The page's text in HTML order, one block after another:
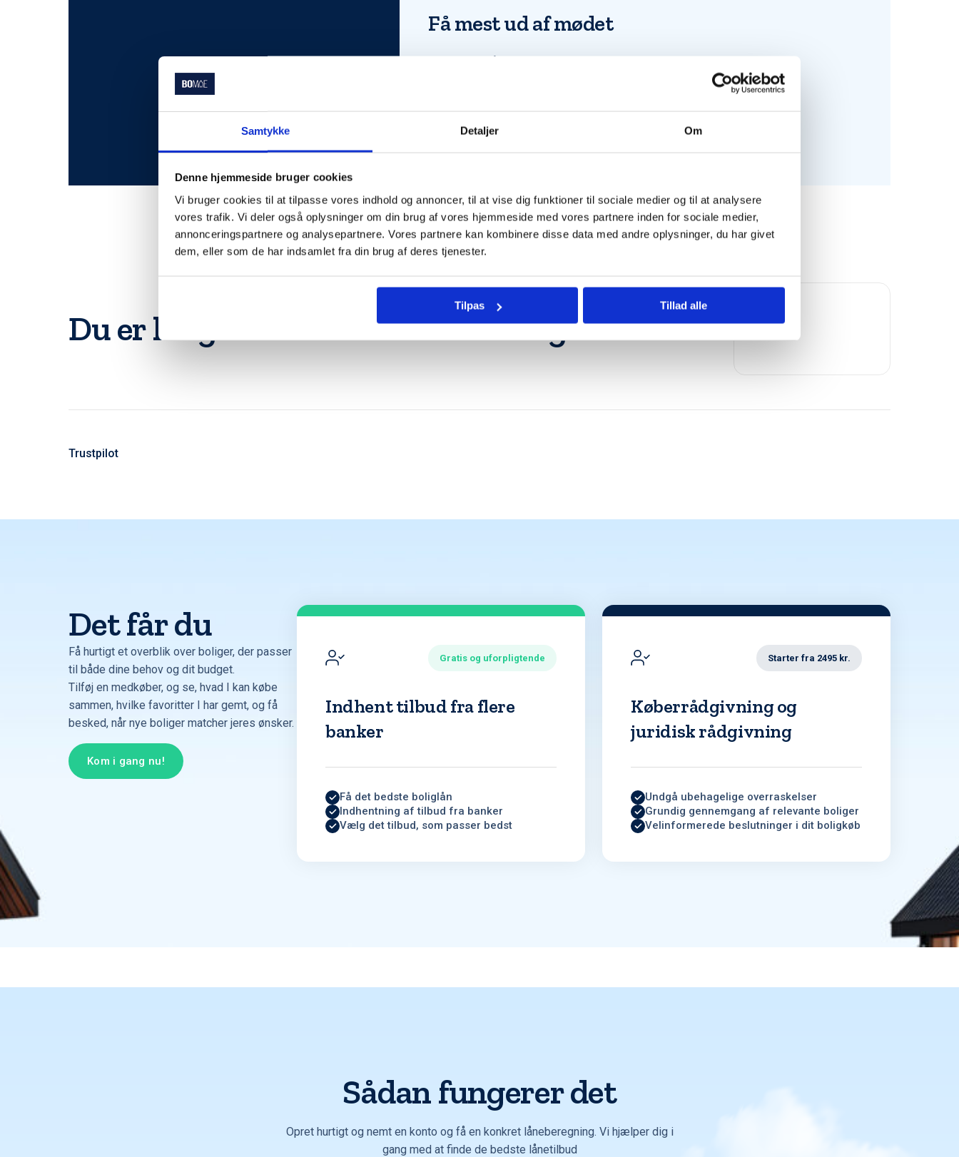
Samtykke Detaljer Om
Denne hjemmeside bruger cookies
Vi bruger cookies til at tilpasse vores indhold og annoncer, til at vise dig funktioner til sociale medier og til at analysere
vores trafik. Vi deler også oplysninger om din brug af vores hjemmeside med vores partnere inden for sociale medier,
annonceringspartnere og analysepartnere. Vores partnere kan kombinere disse data med andre oplysninger, du har givet
dem, eller som de har indsamlet fra din brug af deres tjenester.
Tilpas Tillad alle
Få mest ud af mødet
At du og din partner deltager sammen, hvis I køber bolig sammen
At du har gjort dig tanker om boligtype og budget
Du er langt fra den eneste der bruger Bomae
Trustpilot
Det får du
Få hurtigt et overblik over boliger, der passer
til både dine behov og dit budget.
Tilføj en medkøber, og se, hvad I kan købe
sammen, hvilke favoritter I har gemt, og få
besked, når nye boliger matcher jeres ønsker.
Kom i gang nu!
Gratis og uforpligtende
Indhent tilbud fra flere
banker
Få det bedste boliglån
Indhentning af tilbud fra banker
Vælg det tilbud, som passer bedst
Starter fra 2495 kr.
Køberrådgivning og
juridisk rådgivning
Undgå ubehagelige overraskelser
Grundig gennemgang af relevante boliger
Velinformerede beslutninger i dit boligkøb
Sådan fungerer det
Opret hurtigt og nemt en konto og få en konkret låneberegning. Vi hjælper dig i
gang med at finde de bedste lånetilbud